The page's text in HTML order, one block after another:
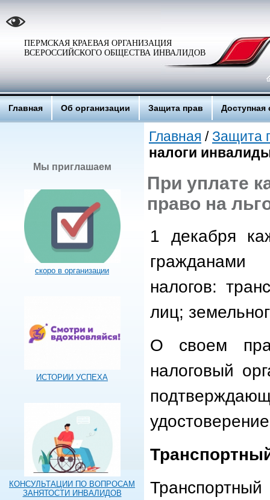
ПЕРМСКАЯ КРАЕВАЯ ОРГАНИЗАЦИЯ
ВСЕРОССИЙСКОГО ОБЩЕСТВА ИНВАЛИДОВ
Главная Об организации Защита прав Доступная
Мы приглашаем
скоро в организации
ИСТОРИИ УСПЕХА
КОНСУЛЬТАЦИИ ПО ВОПРОСАМ
ЗАНЯТОСТИ ИНВАЛИДОВ
Главная / Защита
налоги
При уплате
право на
1 декабря
налогов:
лиц;
О своем
налоговый